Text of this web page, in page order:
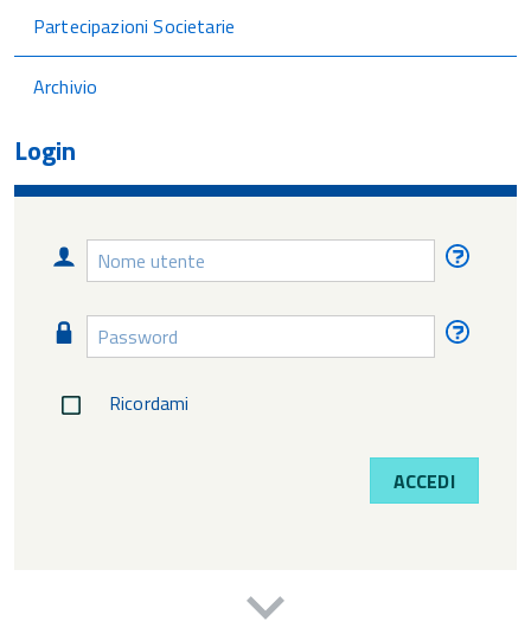
Partecipazioni Societarie
Archivio
Login
Nome
utente
Password
Ricordami
ACCEDI